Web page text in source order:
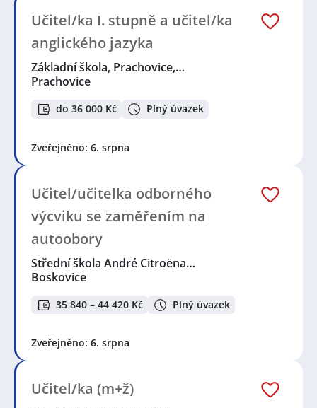
Učitel/ka I. stupně a učitel/ka
anglického jazyka
Základní škola, Prachovice,…
Prachovice
do 36 000 Kč Plný úvazek
Zveřejněno: 6. srpna
Učitel/učitelka odborného
výcviku se zaměřením na
autoobory
Střední škola André Citroëna…
Boskovice
35 840 – 44 420 Kč Plný úvazek
Zveřejněno: 6. srpna
Učitel/ka (m+ž)